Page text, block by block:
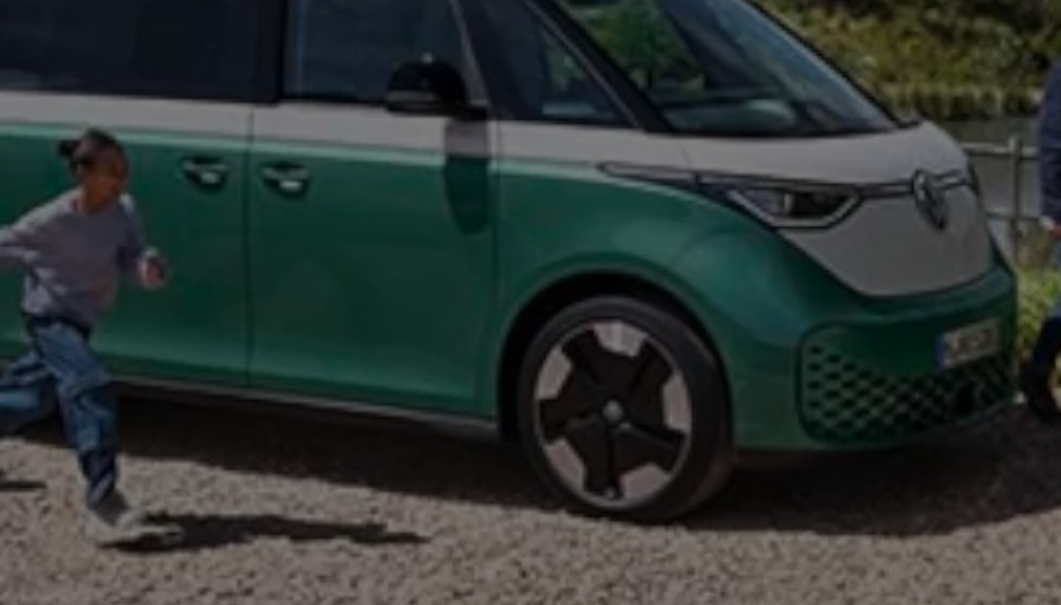
Klimafreundlicher Strom
Reichweitensimulator
Ladezeitensimulator
Ladelösungen für Privatkunden
Ladelösungen für Gewerbekunden
Wallbox und Ladekabel
Bidirektionales Laden
Förderung & Kosten der Elektrofahrzeuge
Fördermöglichkeiten für Gewerbekunden
Kostensimulator
Autonomes Fahren
Mehr zum ID. Buzz
California Welt
California Club
California Magazin & Ratgeber
Vanlife
Ratgeber
Routen & Reisen
California Reisen & Erlebnisse
California App
California Lifestyle & Zubehör
Übernachten im California
Unternehmen
Karriere
Karriere im Unternehmen
Karriere im Autohaus
Nachhaltigkeit
Kunden
Gesellschaft
Natur
Events
Rückblick VW Bus Festival 2023